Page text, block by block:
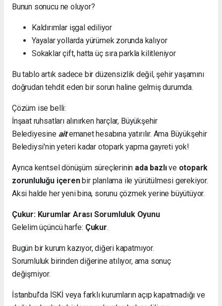
Bunun sonucu ne oluyor?
Kaldırımlar işgal ediliyor
Yayalar yollarda yürümek zorunda kalıyor
Sokaklar çift, hatta üç sıra parkla kilitleniyor
Bu tablo artık sadece bir düzensizlik değil, şehir yaşamını
doğrudan tehdit eden bir sorun haline gelmiş durumda.
Çözüm ise belli:
İnşaat ruhsatları alınırken harçlar, Büyükşehir
Belediyesine aitemanet hesabına yatırılır. Ama Büyükşehir
Belediysi'nin yeteri kadar otopark yapma gayreti yok!
Ayrıca kentsel dönüşüm süreçlerinin ada bazlıve otopark
zorunluluğu içerenbir planlama ile yürütülmesi gerekiyor.
Aksi halde her yeni bina, sorunu çözmek yerine büyütüyor.
Çukur: Kurumlar Arası Sorumluluk Oyunu
Gelelim üçüncü harfe: Çukur.
Bugün bir kurum kazıyor, diğeri kapatmıyor.
Sorumluluk birinden diğerine atılıyor, ama sonuç
değişmiyor.
İstanbul’da İSKİ veya farklı kurumların açıp kapatmadığı ve